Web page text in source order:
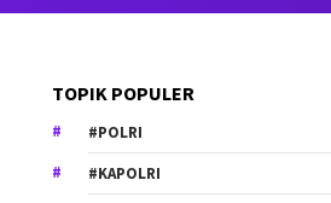
TOPIK POPULER
#POLRI
#KAPOLRI